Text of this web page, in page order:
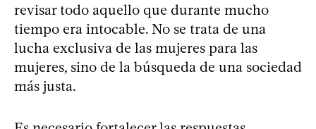
revisar todo aquello que durante mucho
tiempo era intocable. No se trata de una
lucha exclusiva de las mujeres para las
mujeres, sino de la búsqueda de una sociedad
más justa.